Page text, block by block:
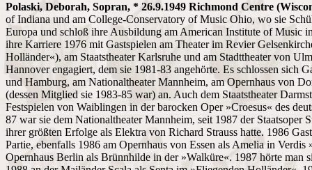
Polaski, Deborah, Sopran, * 26.9.1949 Richmond Centre
of Indiana und am College-Conservatory of Music Ohio, wo sie
Europa und schloß ihre Ausbildung am American Institute of Music
ihre Karriere 1976 mit Gastspielen am Theater im Revier
Holländer«), am Staatstheater Karlsruhe und am Stadttheater von
Hannover engagiert, dem sie 1981-83 angehörte. Es schlossen sich
und Hamburg, am Nationaltheater Mannheim, am Opernhaus von
(dessen Mitglied sie 1983-85 war) an. Auch dem Staatstheater
Festspielen von Waiblingen in der barocken Oper »Croesus« des
87 war sie dem Nationaltheater Mannheim, seit 1987 der Staatsoper
ihrer größten Erfolge als Elektra von Richard Strauss hatte. 1986
Partie, ebenfalls 1986 am Opernhaus von Essen als Amelia in
Opernhaus Berlin als Brünnhilde in der »Walküre«. 1987 hörte man